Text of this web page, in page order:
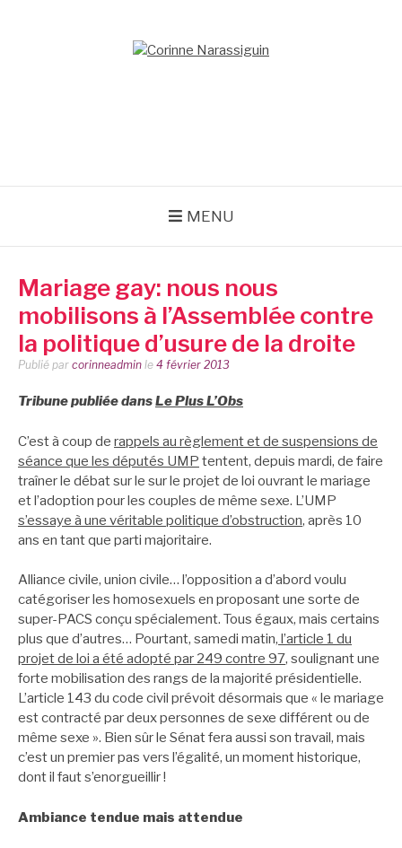
MENU
Mariage gay: nous nous
mobilisons à l’Assemblée contre
la politique d’usure de la droite
Publié par corinneadmin le 4 février 2013
Tribune publiée dansLe Plus L’Obs
C’est à coup de rappels au règlement et de suspensions de
séance que les députés UMP tentent, depuis mardi, de faire
traîner le débat sur le sur le projet de loi ouvrant le mariage
et l’adoption pour les couples de même sexe. L’UMP
s’essaye à une véritable politique d’obstruction, après 10
ans en tant que parti majoritaire.
Alliance civile, union civile… l’opposition a d’abord voulu
catégoriser les homosexuels en proposant une sorte de
super-PACS conçu spécialement. Tous égaux, mais certains
plus que d’autres… Pourtant, samedi matin, l’article 1 du
projet de loi a été adopté par 249 contre 97, soulignant une
forte mobilisation des rangs de la majorité présidentielle.
L’article 143 du code civil prévoit désormais que « le mariage
est contracté par deux personnes de sexe différent ou de
même sexe ». Bien sûr le Sénat fera aussi son travail, mais
c’est un premier pas vers l’égalité, un moment historique,
dont il faut s’enorgueillir !
Ambiance tendue mais attendue